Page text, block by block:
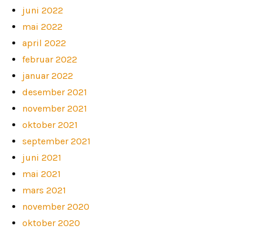
juni 2022
mai 2022
april 2022
februar 2022
januar 2022
desember 2021
november 2021
oktober 2021
september 2021
juni 2021
mai 2021
mars 2021
november 2020
oktober 2020